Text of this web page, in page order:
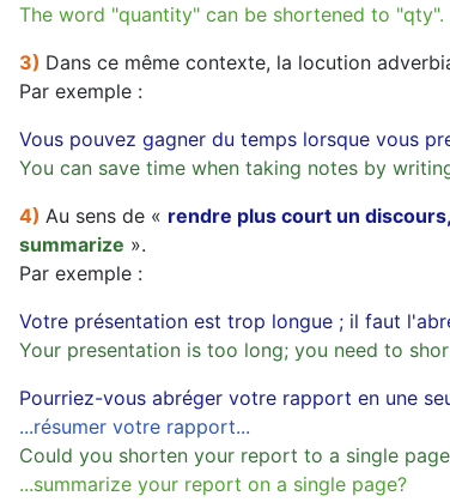
The word "quantity" can be shortened to "qty".
3) Dans ce même contexte, la locution
Par exemple :
Vous pouvez gagner du temps lorsque vous
You can save time when taking notes by
4) Au sens de « rendre plus court un
summarize ».
Par exemple :
Votre présentation est trop longue ; il faut
Your presentation is too long; you need to
Pourriez-vous abréger votre rapport en une
...résumer votre rapport...
Could you shorten your report to a single
...summarize your report on a single page?